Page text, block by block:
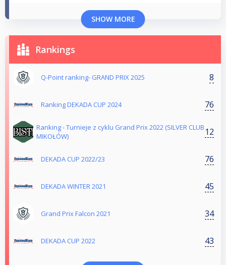
SHOW MORE
Rankings
Q-Point ranking- GRAND PRIX 2025 8
Ranking DEKADA CUP 2024 76
Ranking - Turnieje z cyklu Grand Prix 2022 (SILVER CLUB
MIKOŁÓW)
12
DEKADA CUP 2022/23 76
DEKADA WINTER 2021 45
Grand Prix Falcon 2021 34
DEKADA CUP 2022 43